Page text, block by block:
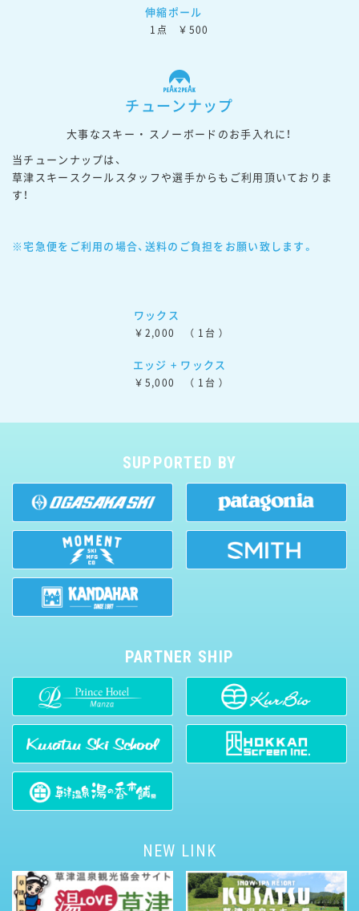
伸縮ポール
1点　￥500
チューンナップ
大事なスキー ・ スノーボードのお手入れに！
当チューンナップは、
草津スキースクールスタッフや選手からもご利用頂いておりま
す！
※宅急便をご利用の場合、送料のご負担をお願い致します。
ワックス
￥2,000 　（ 1台 ）
エッジ + ワックス
￥5,000 　（ 1台 ）
SUPPORTED BY
PARTNER SHIP
NEW LINK